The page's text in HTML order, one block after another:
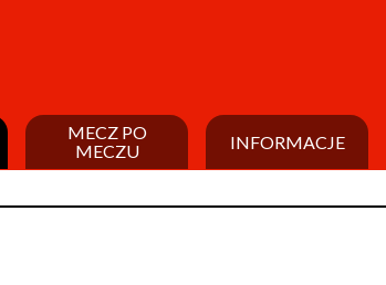
MECZ PO
MECZU
INFORMACJE